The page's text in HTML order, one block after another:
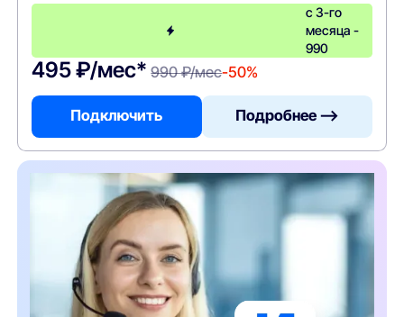
с 3-го
месяца -
990
495 ₽/мес* 990 ₽/мес-50%
Подключить Подробнее —>